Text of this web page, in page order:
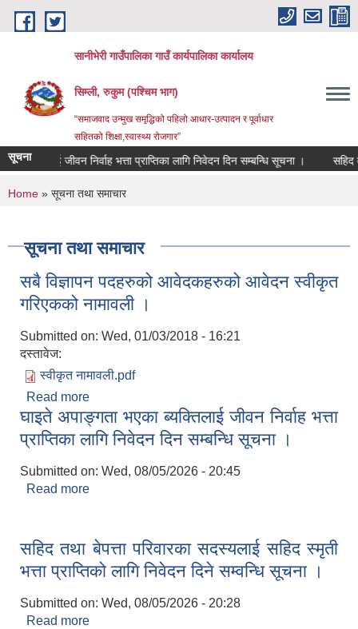
Skip to main content
सानीभेरी गाउँपालिका गाउँ कार्यपालिका कार्यालय
सिम्ली, रुकुम (पश्चिम भाग)
“समाजवाद उन्मुख समृद्धिको पहिलो आधार-उत्पादन र पूर्वाधार
सहितको शिक्षा,स्वास्थ्य रोजगार”
सूचनाजीवन निर्वाह भत्ता प्राप्तिका लागि निवेदन दिन सम्बन्धि सूचना । सहिद तथा
You are here
Home » सूचना तथा समाचार
सूचना तथा समाचार
सबै विज्ञापन पदहरुको आवेदकहरुको आवेदन स्वीकृत
गरिएकको नामावली ।
Submitted on: Wed, 01/03/2018 - 16:21
दस्तावेज:
स्वीकृत नामावली.pdf
Read more
गरिएकको नामावली ।
घाइते अपाङ्गता भएका ब्यक्तिलाई जीवन निर्वाह भत्ता
प्राप्तिका लागि निवेदन दिन सम्बन्धि सूचना ।
Submitted on: Wed, 08/05/2026 - 20:45
Read more
सहिद तथा बेपत्ता परिवारका सदस्यलाई सहिद स्मृती
भत्ता प्राप्तिको लागि निवेदन दिने सम्वन्धि सूचना ।
Submitted on: Wed, 08/05/2026 - 20:28
Read more